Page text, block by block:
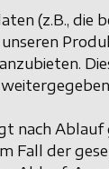
(z.B., die
nach
Fall der